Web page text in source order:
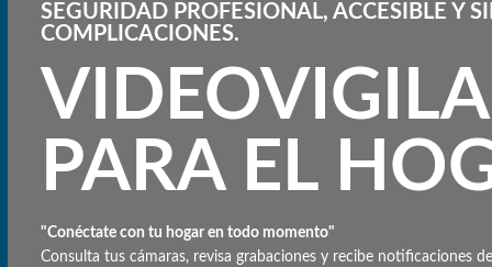
SEGURIDAD PROFESIONAL, ACCESIBLE Y
COMPLICACIONES.
PARA EL
"Conéctate con tu hogar en todo momento"
Consulta tus cámaras, revisa grabaciones y recibe notificaciones